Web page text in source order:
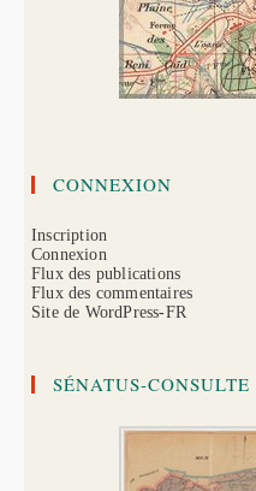
CONNEXION
Inscription
Connexion
Flux des publications
Flux des commentaires
Site de WordPress-FR
SÉNATUS-